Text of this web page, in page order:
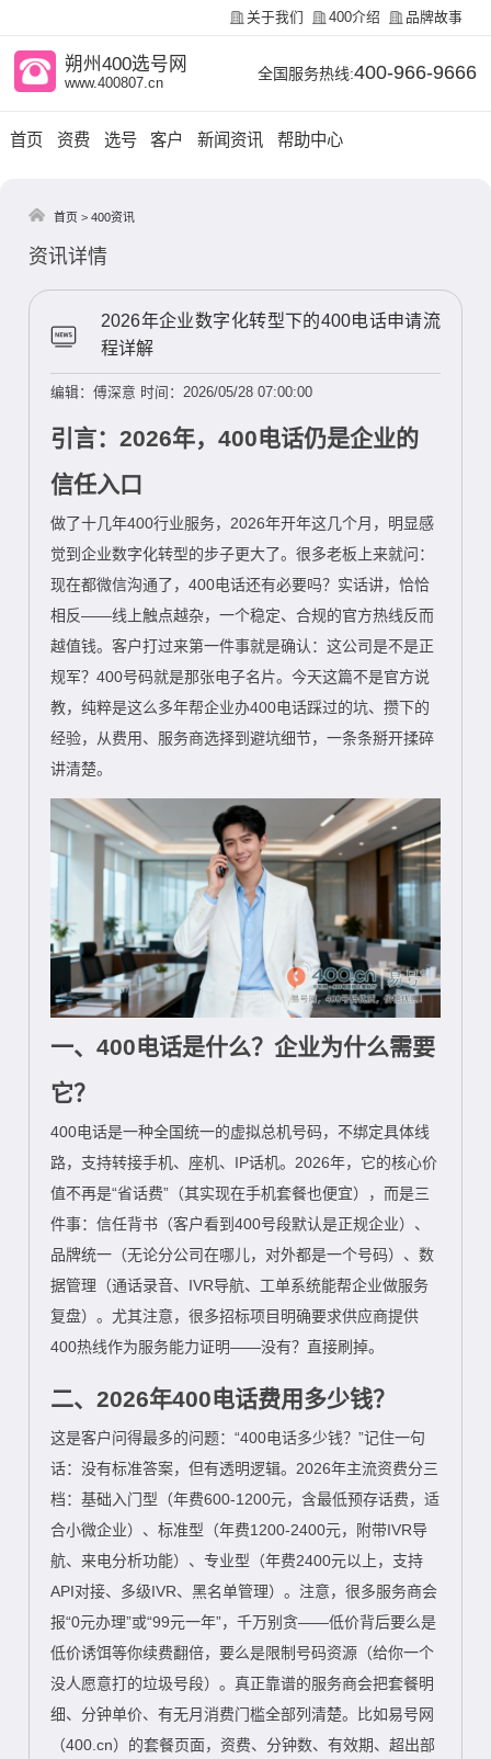
关于我们 400介绍 品牌故事
朔州400选号网
www.400807.cn
全国服务热线:400-966-9666
首页 资费 选号 客户 新闻资讯 帮助中心
首页 >400资讯
资讯详情
2026年企业数字化转型下的400电话申请流
程详解
编辑：傅深意 时间：2026/05/28 07:00:00
引言：2026年，400电话仍是企业的
信任入口
做了十几年400行业服务，2026年开年这几个月，明显感
觉到企业数字化转型的步子更大了。很多老板上来就问：
现在都微信沟通了，400电话还有必要吗？实话讲，恰恰
相反——线上触点越杂，一个稳定、合规的官方热线反而
越值钱。客户打过来第一件事就是确认：这公司是不是正
规军？400号码就是那张电子名片。今天这篇不是官方说
教，纯粹是这么多年帮企业办400电话踩过的坑、攒下的
经验，从费用、服务商选择到避坑细节，一条条掰开揉碎
讲清楚。
一、400电话是什么？企业为什么需要
它？
400电话是一种全国统一的虚拟总机号码，不绑定具体线
路，支持转接手机、座机、IP话机。2026年，它的核心价
值不再是“省话费”（其实现在手机套餐也便宜），而是三
件事：信任背书（客户看到400号段默认是正规企业）、
品牌统一（无论分公司在哪儿，对外都是一个号码）、数
据管理（通话录音、IVR导航、工单系统能帮企业做服务
复盘）。尤其注意，很多招标项目明确要求供应商提供
400热线作为服务能力证明——没有？直接刷掉。
二、2026年400电话费用多少钱？
这是客户问得最多的问题：“400电话多少钱？”记住一句
话：没有标准答案，但有透明逻辑。2026年主流资费分三
档：基础入门型（年费600-1200元，含最低预存话费，适
合小微企业）、标准型（年费1200-2400元，附带IVR导
航、来电分析功能）、专业型（年费2400元以上，支持
API对接、多级IVR、黑名单管理）。注意，很多服务商会
报“0元办理”或“99元一年”，千万别贪——低价背后要么是
低价诱饵等你续费翻倍，要么是限制号码资源（给你一个
没人愿意打的垃圾号段）。真正靠谱的服务商会把套餐明
细、分钟单价、有无月消费门槛全部列清楚。比如易号网
（400.cn）的套餐页面，资费、分钟数、有效期、超出部